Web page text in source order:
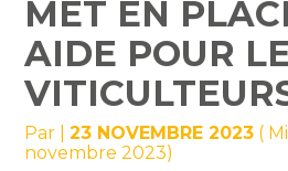
MET EN
AIDE POUR
Par |23 NOVEMBRE 2023 (
novembre 2023)